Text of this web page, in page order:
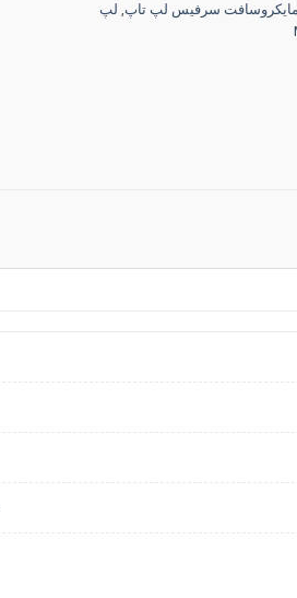
سرفیس لپ تاپ, لپ